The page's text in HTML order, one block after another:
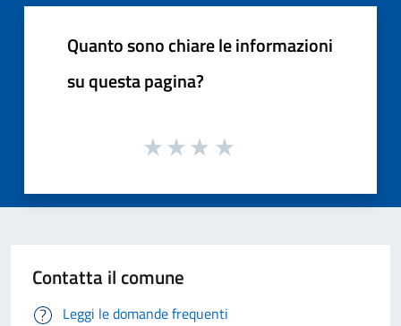
Quanto sono chiare le informazioni
su questa pagina?
Contatta il comune
Leggi le domande frequenti